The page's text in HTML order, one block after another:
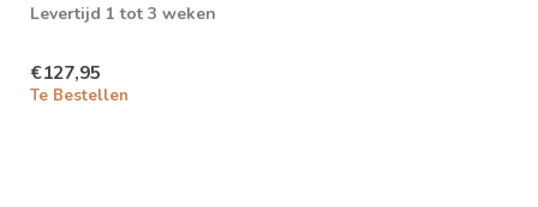
Levertijd 1 tot 3 weken
€127,95
Te Bestellen